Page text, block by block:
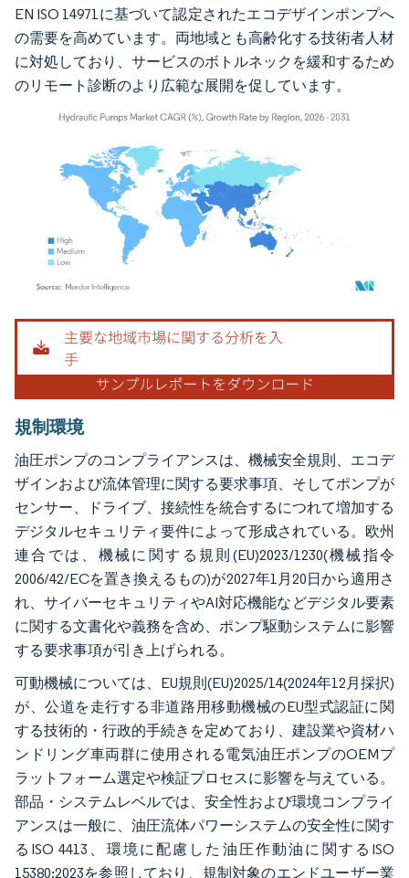
EN ISO 14971に基づいて認定されたエコデザインポンプへ
の需要を高めています。両地域とも高齢化する技術者人材
に対処しており、サービスのボトルネックを緩和するため
のリモート診断のより広範な展開を促しています。
画像 © Mordor Intelligence。再利用にはCC BY 4.0の表示が必要です。
規制環境
油圧ポンプのコンプライアンスは、機械安全規則、エコデ
ザインおよび流体管理に関する要求事項、そしてポンプが
センサー、ドライブ、接続性を統合するにつれて増加する
デジタルセキュリティ要件によって形成されている。欧州
連合では、機械に関する規則(EU)2023/1230(機械指令
2006/42/ECを置き換えるもの)が2027年1月20日から適用さ
れ、サイバーセキュリティやAI対応機能などデジタル要素
に関する文書化や義務を含め、ポンプ駆動システムに影響
する要求事項が引き上げられる。
可動機械については、EU規則(EU)2025/14(2024年12月採択)
が、公道を走行する非道路用移動機械のEU型式認証に関
する技術的・行政的手続きを定めており、建設業や資材ハ
ンドリング車両群に使用される電気油圧ポンプのOEMプ
ラットフォーム選定や検証プロセスに影響を与えている。
部品・システムレベルでは、安全性および環境コンプライ
アンスは一般に、油圧流体パワーシステムの安全性に関す
るISO 4413、環境に配慮した油圧作動油に関するISO
15380:2023を参照しており、規制対象のエンドユーザー業